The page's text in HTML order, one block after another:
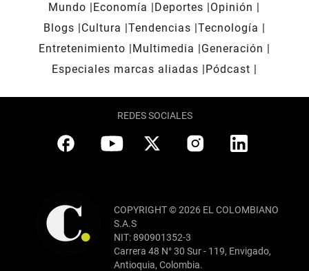
Mundo Economía Deportes
Opinión
Blogs
Cultura Tendencias Tecnología
Entretenimiento
Multimedia
Generación
Especiales marcas aliadas
Pódcast
REDES SOCIALES
COPYRIGHT © 2026 EL COLOMBIANO
S.A.S
NIT: 890901352-3
Carrera 48 N° 30 Sur - 119, Envigado,
Antioquia, Colombia.